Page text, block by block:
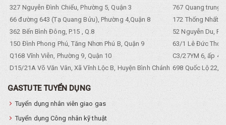
327 Nguyễn Đình Chiểu, Phường 5, Quận 3
767 Quang trung,
66 đường 643 (Tạ Quang Bửu), Phường 4,Quận 8
172 Thống Nhất.
362 Bến Bình Đông, P.15 , Q.8
52 Nguyễn Du,
150 Đình Phong Phú, Tăng Nhơn Phú B, Quận 9
63/1 Lê Đức Thọ,
Q168 Vĩnh Viễn, Phường 9, Quận 10
C3/27YM 6, ấp 4,
D15/21A Võ Văn Vân, Xã Vĩnh Lộc B, Huyện Bình Chánh 698 Quốc Lộ 22,
GASTUTE TUYỂN DỤNG
Tuyển dụng nhân viên giao gas
Tuyển dụng Công nhân kỹ thuật